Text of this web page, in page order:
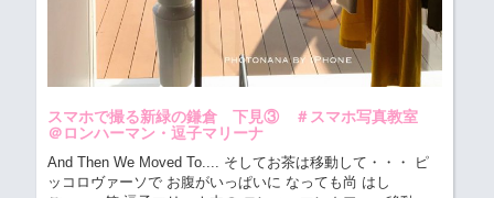
スマホで撮る新緑の鎌倉 下見③ ＃スマホ写真教室
＠ロンハーマン・逗子マリーナ
And Then We Moved To.... そしてお茶は移動して・・・
ピ
ッコロヴァーソで お腹がいっぱいに なっても尚 はし